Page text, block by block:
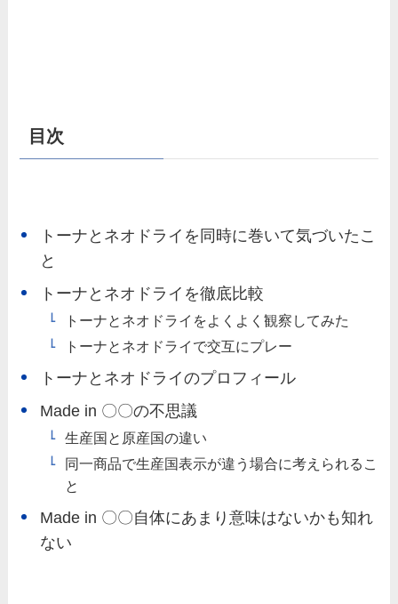
目次
トーナとネオドライを同時に巻いて気づいたこ
と
トーナとネオドライを徹底比較
トーナとネオドライをよくよく観察してみた
トーナとネオドライで交互にプレー
トーナとネオドライのプロフィール
Made in 〇〇の不思議
生産国と原産国の違い
同一商品で生産国表示が違う場合に考えられるこ
と
Made in 〇〇自体にあまり意味はないかも知れ
ない